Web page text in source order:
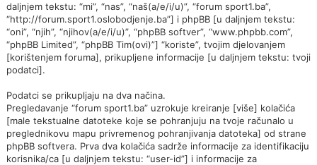
daljnjem tekstu: “mi”, “nas”, “naš(a/e/i/u)”, “forum sport1.ba”,
“http://forum.sport1.oslobodjenje.ba”] i phpBB [u daljnjem tekstu:
“oni”, “njih”, “njihov(a/e/i/u)”, “phpBB softver”, “www.phpbb.com”,
“phpBB Limited”, “phpBB Tim(ovi)”] “koriste”, tvojim djelovanjem
[korištenjem foruma], prikupljene informacije [u daljnjem tekstu: tvoji
podatci].
Podatci se prikupljaju na dva načina.
Pregledavanje “forum sport1.ba” uzrokuje kreiranje [više] kolačića
[male tekstualne datoteke koje se pohranjuju na tvoje računalo u
preglednikovu mapu privremenog pohranjivanja datoteka] od strane
phpBB softvera. Prva dva kolačića sadrže informacije za identifikaciju
korisnika/ca [u daljnjem tekstu: “user-id”] i informacije za